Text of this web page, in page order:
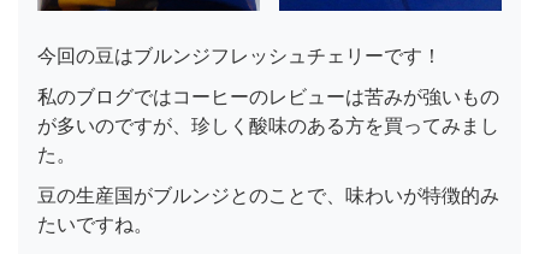
今回の豆はブルンジフレッシュチェリーです！
私のブログではコーヒーのレビューは苦みが強いもの
が多いのですが、珍しく酸味のある方を買ってみまし
た。
豆の生産国がブルンジとのことで、味わいが特徴的み
たいですね。